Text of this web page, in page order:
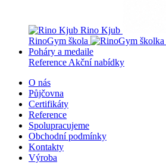
Rino Kjub
RinoGym škola
Poháry a medaile
Reference Akční nabídky
O nás
Půjčovna
Certifikáty
Reference
Spolupracujeme
Obchodní podmínky
Kontakty
Výroba